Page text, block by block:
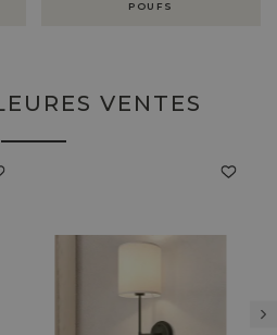
POUFS
VENTES